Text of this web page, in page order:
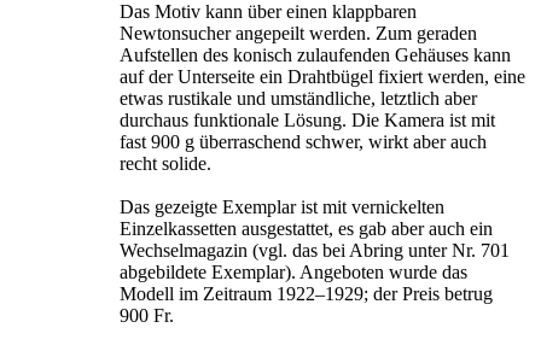
Das Motiv kann über einen klappbaren
Newtonsucher angepeilt werden. Zum geraden
Aufstellen des konisch zulaufenden Gehäuses kann
auf der Unterseite ein Drahtbügel fixiert werden, eine
etwas rustikale und umständliche, letztlich aber
durchaus funktionale Lösung. Die Kamera ist mit
fast 900 g überraschend schwer, wirkt aber auch
recht solide.
Das gezeigte Exemplar ist mit vernickelten
Einzelkassetten ausgestattet, es gab aber auch ein
Wechselmagazin (vgl. das bei Abring unter Nr. 701
abgebildete Exemplar). Angeboten wurde das
Modell im Zeitraum 1922–1929; der Preis betrug
900 Fr.